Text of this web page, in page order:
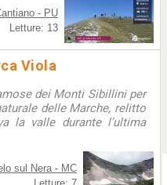
- PU
Letture: 13
Viola
dei Monti Sibillini per
delle Marche, relitto
la valle durante l’ultima
sul Nera - MC